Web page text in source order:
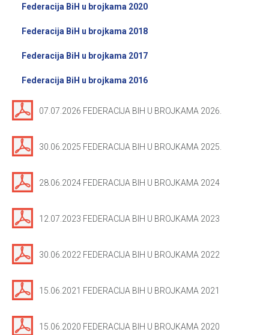
Federacija BiH u brojkama 2020
Federacija BiH u brojkama 2018
Federacija BiH u brojkama 2017
Federacija BiH u brojkama 2016
07.07.2026 FEDERACIJA BIH U BROJKAMA 2026.
30.06.2025 FEDERACIJA BIH U BROJKAMA 2025.
28.06.2024 FEDERACIJA BIH U BROJKAMA 2024
12.07.2023 FEDERACIJA BIH U BROJKAMA 2023
30.06.2022 FEDERACIJA BIH U BROJKAMA 2022
15.06.2021 FEDERACIJA BIH U BROJKAMA 2021
15.06.2020 FEDERACIJA BIH U BROJKAMA 2020